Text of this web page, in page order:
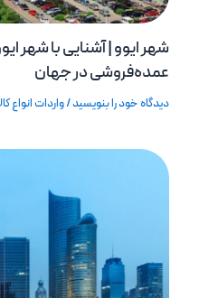
شهر ایوو | آشنایی با شهر
عمده‌فروشی در جهان
دیدگاه‌ خود را بنویسید/واردات انواع